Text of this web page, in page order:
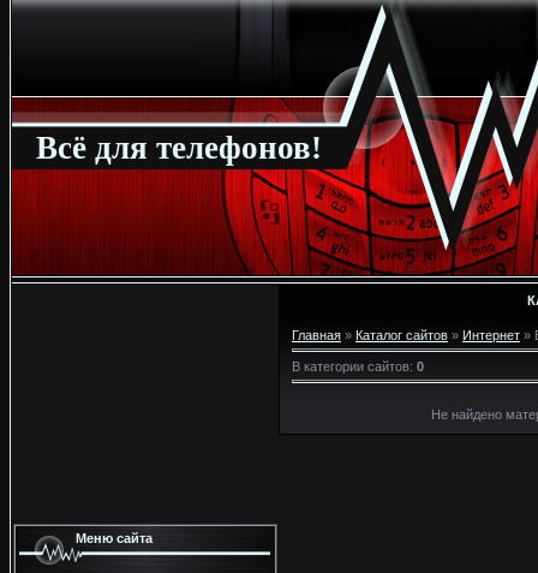
Всё для телефонов!
Меню сайта
Главная » Каталог сайтов » Интернет »
В категории сайтов: 0
Не найдено